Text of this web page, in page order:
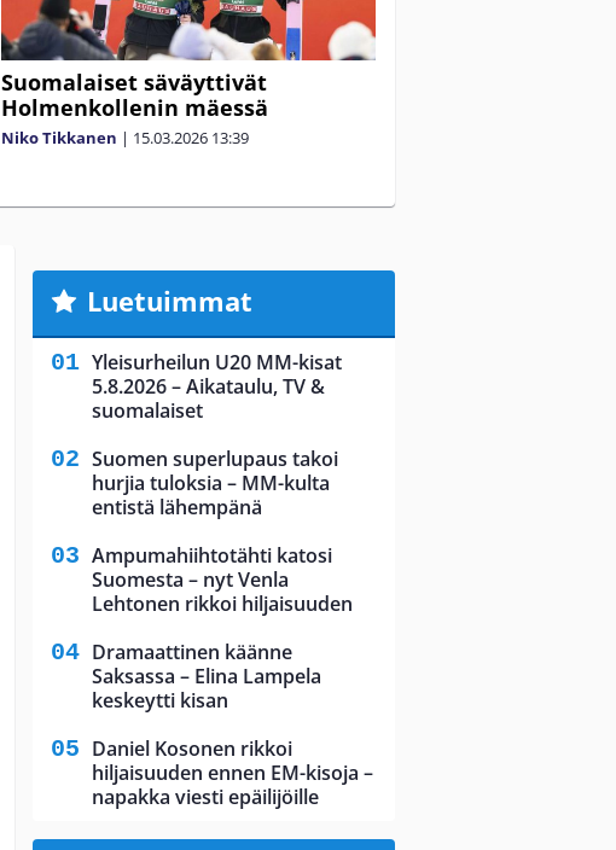
Suomalaiset säväyttivät
Holmenkollenin mäessä
Niko Tikkanen | 15.03.2026 13:39
Luetuimmat
Yleisurheilun U20 MM-kisat
5.8.2026 – Aikataulu, TV &
suomalaiset
Suomen superlupaus takoi
hurjia tuloksia – MM-kulta
entistä lähempänä
Ampumahiihtotähti katosi
Suomesta – nyt Venla
Lehtonen rikkoi hiljaisuuden
Dramaattinen käänne
Saksassa – Elina Lampela
keskeytti kisan
Daniel Kosonen rikkoi
hiljaisuuden ennen EM-kisoja –
napakka viesti epäilijöille